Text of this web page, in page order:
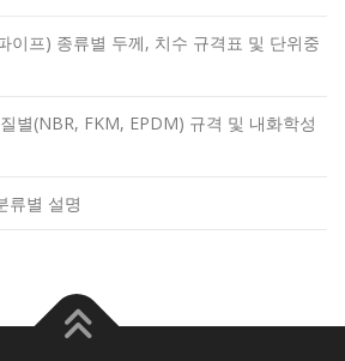
이프) 종류별 두께, 치수 규격표 및 단위중
별(NBR, FKM, EPDM) 규격 및 내화학성
류별 설명